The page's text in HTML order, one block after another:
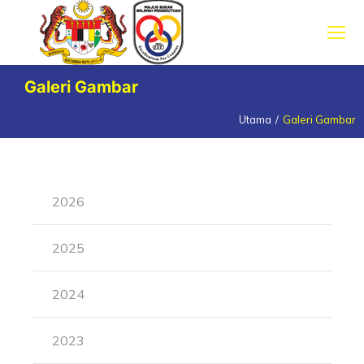
Galeri Gambar
Utama Galeri Gambar
2026
2025
2024
2023